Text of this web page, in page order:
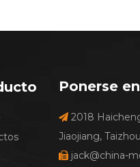
Ponerse
 2018
Jiaojiang,
 jack@china-